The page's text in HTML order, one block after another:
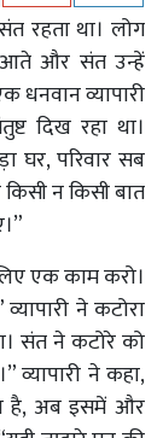
रहता था। लोग
और संत उन्हें
धनवान व्यापारी
दिख रहा था।
घर, परिवार सब
न किसी बात
एक काम करो।
ने कटोरा
संत ने कटोरे को
ने कहा,
है, अब इसमें और